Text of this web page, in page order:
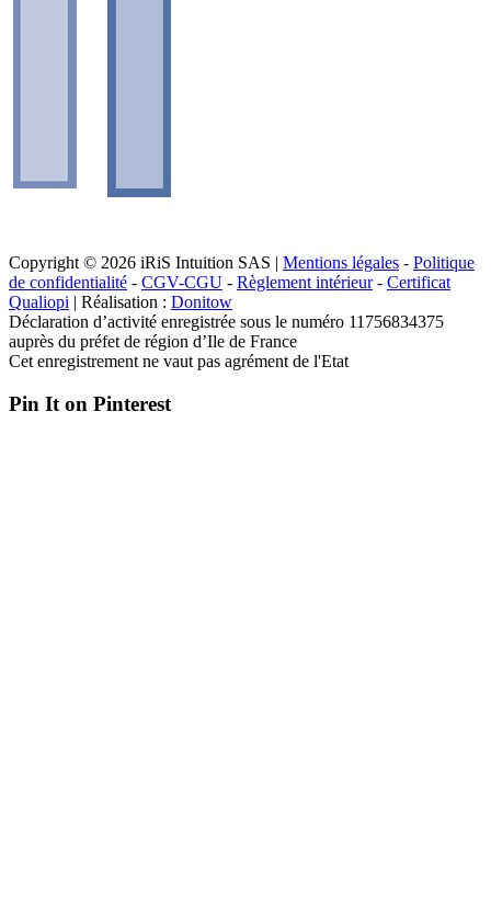
Copyright © 2026 iRiS Intuition SAS | Mentions légales - Politique
de confidentialité - CGV-CGU - Règlement intérieur- Certificat
Qualiopi | Réalisation : Donitow
Déclaration d’activité enregistrée sous le numéro 11756834375
auprès du préfet de région d’Ile de France
Cet enregistrement ne vaut pas agrément de l'Etat
Pin It on Pinterest